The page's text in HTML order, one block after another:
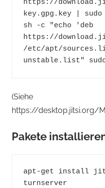
https://
key.gpg.key |
sh -c "echo 'deb
https://
/etc/apt/
unstable.list"
(Siehe
https://desktop.jitsi.org/
Pakete
apt-get install
turnserver